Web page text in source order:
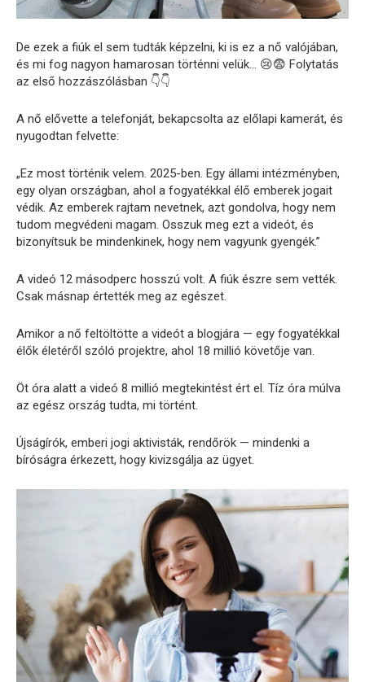
De ezek a fiúk el sem tudták képzelni, ki is ez a nő valójában,
és mi fog nagyon hamarosan történni velük… 😢😨 Folytatás
az első hozzászólásban 👇👇
A nő elővette a telefonját, bekapcsolta az előlapi kamerát, és
nyugodtan felvette:
„Ez most történik velem. 2025-ben. Egy állami intézményben,
egy olyan országban, ahol a fogyatékkal élő emberek jogait
védik. Az emberek rajtam nevetnek, azt gondolva, hogy nem
tudom megvédeni magam. Osszuk meg ezt a videót, és
bizonyítsuk be mindenkinek, hogy nem vagyunk gyengék.”
A videó 12 másodperc hosszú volt. A fiúk észre sem vették.
Csak másnap értették meg az egészet.
Amikor a nő feltöltötte a videót a blogjára — egy fogyatékkal
élők életéről szóló projektre, ahol 18 millió követője van.
Öt óra alatt a videó 8 millió megtekintést ért el. Tíz óra múlva
az egész ország tudta, mi történt.
Újságírók, emberi jogi aktivisták, rendőrök — mindenki a
bíróságra érkezett, hogy kivizsgálja az ügyet.